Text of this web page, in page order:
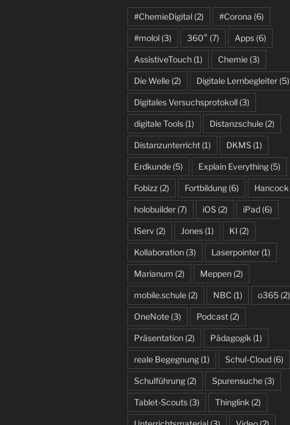
#ChemieDigital (2) #Corona (6)
#molol (3) 360° (7) Apps (6)
AssistiveTouch (1) Chemie (3)
Die Welle (2) Digitale Lernbegleiter (5)
Digitales Versuchsprotokoll (3)
digitale Tools (1) Distanzschule (2)
Distanzunterricht (1) DKMS (1)
Erdkunde (5) Explain Everything (5)
Fobizz (2) Fortbildung (6) Hancock
holobuilder (7) iOS (2) iPad (6)
IServ (2) Jones (1) KI (2)
Kollaboration (3) Laserpointer (1)
Marianum (2) Meppen (2)
mobile.schule (2) NBC (1) o365 (2)
OneNote (3) Podcast (2)
Präsentation (2) Pädagogik (1)
reale Begegnung (1) Schul-Cloud (6)
Schulführung (2) Spurensuche (3)
Tablet-Scouts (3) Thinglink (2)